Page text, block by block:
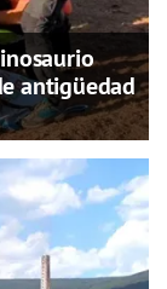
antigüedad